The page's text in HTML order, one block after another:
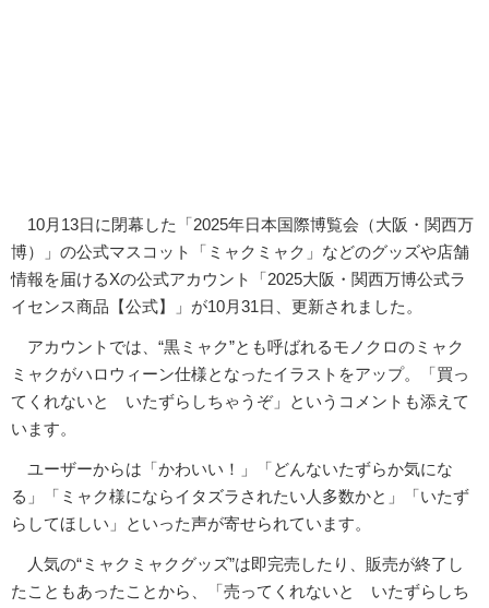
10月13日に閉幕した「2025年日本国際博覧会（大阪・関西万
博）」の公式マスコット「ミャクミャク」などのグッズや店舗
情報を届けるXの公式アカウント「2025大阪・関西万博公式ラ
イセンス商品【公式】」が10月31日、更新されました。
アカウントでは、“黒ミャク”とも呼ばれるモノクロのミャク
ミャクがハロウィーン仕様となったイラストをアップ。「買っ
てくれないと いたずらしちゃうぞ」というコメントも添えて
います。
ユーザーからは「かわいい！」「どんないたずらか気にな
る」「ミャク様にならイタズラされたい人多数かと」「いたず
らしてほしい」といった声が寄せられています。
人気の“ミャクミャクグッズ”は即完売したり、販売が終了し
たこともあったことから、「売ってくれないと いたずらしち